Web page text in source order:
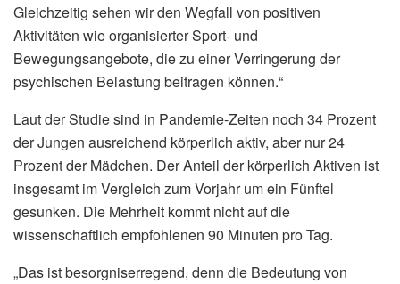
Gleichzeitig sehen wir den Wegfall von positiven
Aktivitäten wie organisierter Sport- und
Bewegungsangebote, die zu einer Verringerung der
psychischen Belastung beitragen können.“
Laut der Studie sind in Pandemie-Zeiten noch 34 Prozent
der Jungen ausreichend körperlich aktiv, aber nur 24
Prozent der Mädchen. Der Anteil der körperlich Aktiven ist
insgesamt im Vergleich zum Vorjahr um ein Fünftel
gesunken. Die Mehrheit kommt nicht auf die
wissenschaftlich empfohlenen 90 Minuten pro Tag.
„Das ist besorgniserregend, denn die Bedeutung von